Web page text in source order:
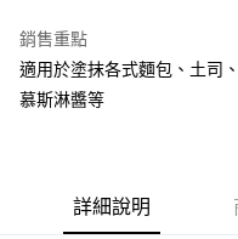
運送方式
• 付款後全家取貨
每筆NT$60，滿NT$699(含
(請點開選項勾選)
銷售重點
適用於塗抹各式麵包、土司
慕斯淋醬等
詳細說明